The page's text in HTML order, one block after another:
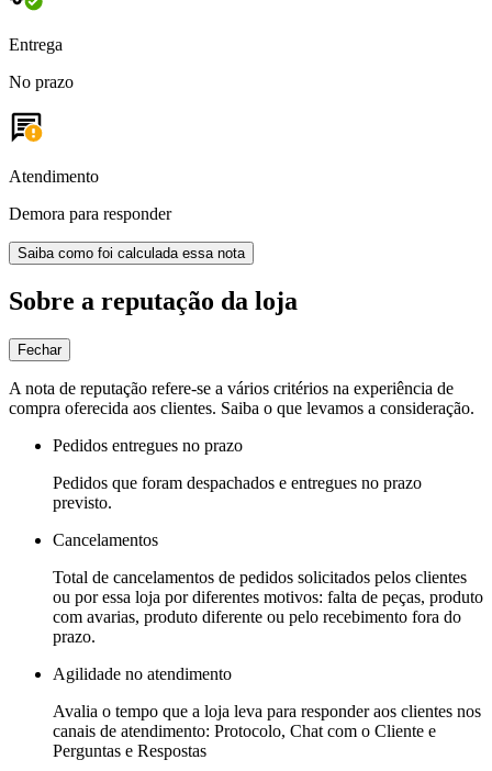
Entrega
No prazo
Atendimento
Demora para responder
Saiba como foi calculada essa nota
Sobre a reputação da loja
Fechar
A nota de reputação refere-se a vários critérios na experiência de
compra oferecida aos clientes. Saiba o que levamos a consideração.
Pedidos entregues no prazo
Pedidos que foram despachados e entregues no prazo
previsto.
Cancelamentos
Total de cancelamentos de pedidos solicitados pelos clientes
ou por essa loja por diferentes motivos: falta de peças, produto
com avarias, produto diferente ou pelo recebimento fora do
prazo.
Agilidade no atendimento
Avalia o tempo que a loja leva para responder aos clientes nos
canais de atendimento: Protocolo, Chat com o Cliente e
Perguntas e Respostas